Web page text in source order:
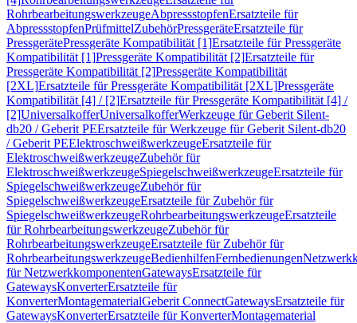
RohrbearbeitungswerkzeugeAbpressstopfenErsatzteile für
AbpressstopfenPrüfmittelZubehörPressgeräteErsatzteile für
PressgerätePressgeräte Kompatibilität [1]Ersatzteile für Pressgeräte
Kompatibilität [1]Pressgeräte Kompatibilität [2]Ersatzteile für
Pressgeräte Kompatibilität [2]Pressgeräte Kompatibilität
[2XL]Ersatzteile für Pressgeräte Kompatibilität [2XL]Pressgeräte
Kompatibilität [4] / [2]Ersatzteile für Pressgeräte Kompatibilität [4] /
[2]UniversalkofferUniversalkofferWerkzeuge für Geberit Silent-
db20 / Geberit PEErsatzteile für Werkzeuge für Geberit Silent-db20
/ Geberit PEElektroschweißwerkzeugeErsatzteile für
ElektroschweißwerkzeugeZubehör für
ElektroschweißwerkzeugeSpiegelschweißwerkzeugeErsatzteile für
SpiegelschweißwerkzeugeZubehör für
SpiegelschweißwerkzeugeErsatzteile für Zubehör für
SpiegelschweißwerkzeugeRohrbearbeitungswerkzeugeErsatzteile
für RohrbearbeitungswerkzeugeZubehör für
RohrbearbeitungswerkzeugeErsatzteile für Zubehör für
RohrbearbeitungswerkzeugeBedienhilfenFernbedienungen
für NetzwerkkomponentenGatewaysErsatzteile für
GatewaysKonverterErsatzteile für
KonverterMontagematerialGeberit ConnectGatewaysErsatzteile für
GatewaysKonverterErsatzteile für KonverterMontagematerial